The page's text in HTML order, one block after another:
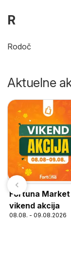
R
Rodoč
Aktuelne
Fortuna Market
vikend akcija
08.08. - 09.08.2026